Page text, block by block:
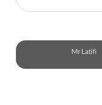
Mr Latifi